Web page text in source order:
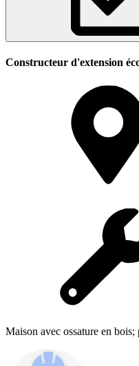
Constructeur d'extension
Maison avec ossature en